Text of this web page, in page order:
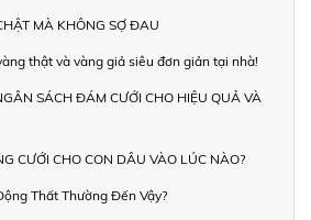
MÀ KHÔNG SỢ ĐAU
thật và vàng giả siêu đơn giản tại nhà!
SÁCH ĐÁM CƯỚI CHO HIỆU QUẢ VÀ
CƯỚI CHO CON DÂU VÀO LÚC NÀO?
Thất Thường Đến Vậy?